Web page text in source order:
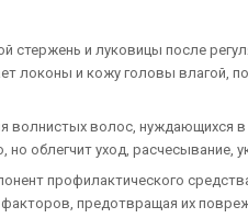
стержень и луковицы после
локоны и кожу головы влагой,
волнистых волос, нуждающихся в
облегчит уход, расчесывание,
профилактического
предотвращая их